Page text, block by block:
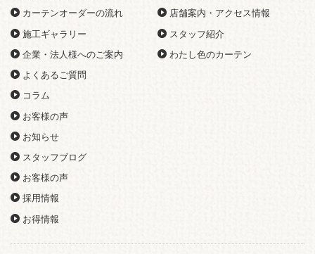
カーテンオーダーの流れ
施工ギャラリー
企業・法人様へのご案内
よくあるご質問
コラム
店舗案内・アクセス情報
スタッフ紹介
わたし色のカーテン
お客様の声
お知らせ
スタッフブログ
お客様の声
採用情報
お得情報